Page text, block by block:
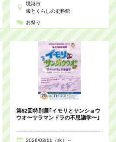
境港市
海とくらしの史料館
お祭り
第62回特別展｢イモリとサンショウ
ウオ〜サラマンドラの不思議学〜｣
2026/03/11（水）～